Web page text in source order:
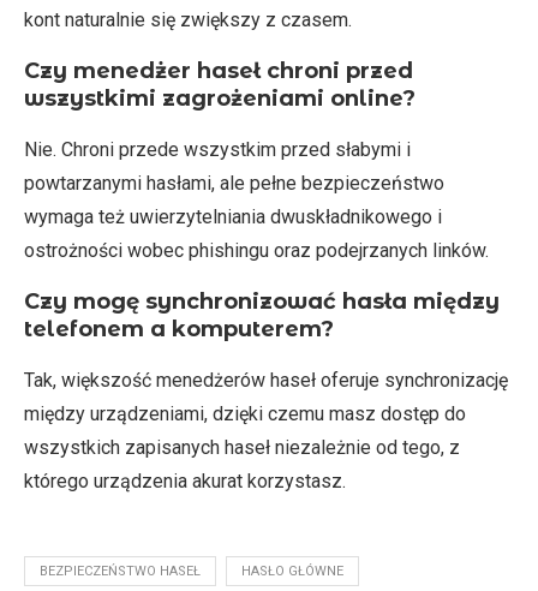
kont naturalnie się zwiększy z czasem.
Czy menedżer haseł chroni przed
wszystkimi zagrożeniami online?
Nie. Chroni przede wszystkim przed słabymi i
powtarzanymi hasłami, ale pełne bezpieczeństwo
wymaga też uwierzytelniania dwuskładnikowego i
ostrożności wobec phishingu oraz podejrzanych linków.
Czy mogę synchronizować hasła między
telefonem a komputerem?
Tak, większość menedżerów haseł oferuje synchronizację
między urządzeniami, dzięki czemu masz dostęp do
wszystkich zapisanych haseł niezależnie od tego, z
którego urządzenia akurat korzystasz.
BEZPIECZEŃSTWO HASEŁ HASŁO GŁÓWNE